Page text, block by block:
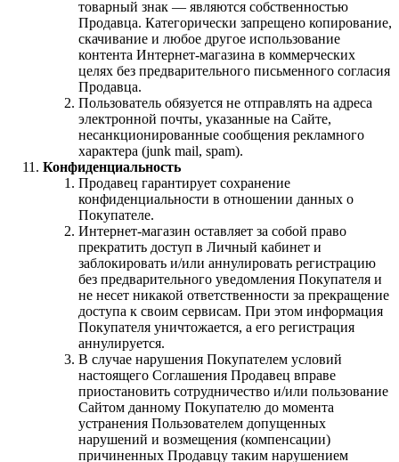
товарный знак — являются собственностью
Продавца. Категорически запрещено копирование,
скачивание и любое другое использование
контента Интернет-магазина в коммерческих
целях без предварительного письменного согласия
Продавца.
Пользователь обязуется не отправлять на адреса
электронной почты, указанные на Сайте,
несанкционированные сообщения рекламного
характера (junk mail, spam).
Конфиденциальность
Продавец гарантирует сохранение
конфиденциальности в отношении данных о
Покупателе.
Интернет-магазин оставляет за собой право
прекратить доступ в Личный кабинет и
заблокировать и/или аннулировать регистрацию
без предварительного уведомления Покупателя и
не несет никакой ответственности за прекращение
доступа к своим сервисам. При этом информация
Покупателя уничтожается, а его регистрация
аннулируется.
В случае нарушения Покупателем условий
настоящего Соглашения Продавец вправе
приостановить сотрудничество и/или пользование
Сайтом данному Покупателю до момента
устранения Пользователем допущенных
нарушений и возмещения (компенсации)
причиненных Продавцу таким нарушением